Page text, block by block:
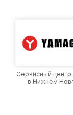
Сервисный центр
в Нижнем